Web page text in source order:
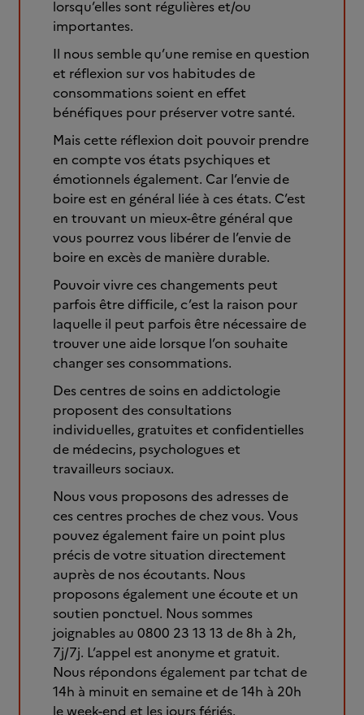
lorsqu’elles sont régulières et/ou
importantes.
Il nous semble qu’une remise en question
et réflexion sur vos habitudes de
consommations soient en effet
bénéfiques pour préserver votre santé.
Mais cette réflexion doit pouvoir prendre
en compte vos états psychiques et
émotionnels également. Car l’envie de
boire est en général liée à ces états. C’est
en trouvant un mieux-être général que
vous pourrez vous libérer de l’envie de
boire en excès de manière durable.
Pouvoir vivre ces changements peut
parfois être difficile, c’est la raison pour
laquelle il peut parfois être nécessaire de
trouver une aide lorsque l’on souhaite
changer ses consommations.
Des centres de soins en addictologie
proposent des consultations
individuelles, gratuites et confidentielles
de médecins, psychologues et
travailleurs sociaux.
Nous vous proposons des adresses de
ces centres proches de chez vous. Vous
pouvez également faire un point plus
précis de votre situation directement
auprès de nos écoutants. Nous
proposons également une écoute et un
soutien ponctuel. Nous sommes
joignables au 0800 23 13 13 de 8h à 2h,
7j/7j. L’appel est anonyme et gratuit.
Nous répondons également par tchat de
14h à minuit en semaine et de 14h à 20h
le week-end et les jours fériés.